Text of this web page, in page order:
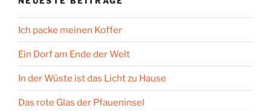
Ich packe meinen Koffer
Ein Dorf am Ende der Welt
In der Wüste ist das Licht zu Hause
Das rote Glas der Pfaueninsel